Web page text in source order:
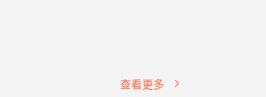
查看更多